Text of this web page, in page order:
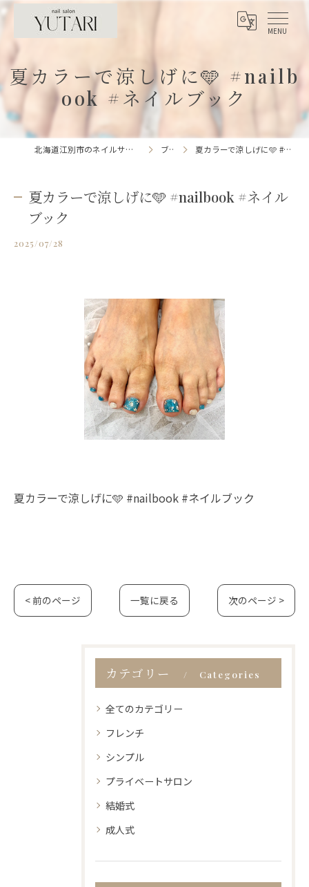
夏カラーで涼しげに🩵 #nailb
ook #ネイルブック
北海道江別市のネイルサロンならnailsalon YUTARI ブログ 夏カラーで涼しげに🩵 #nailbook #ネイルブック
夏カラーで涼しげに🩵 #nailbook #ネイル
ブック
2025/07/28
夏カラーで涼しげに🩵 #nailbook #ネイルブック
< 前のページ 一覧に戻る 次のページ >
カテゴリー Categories
全てのカテゴリー
フレンチ
シンプル
プライベートサロン
結婚式
成人式